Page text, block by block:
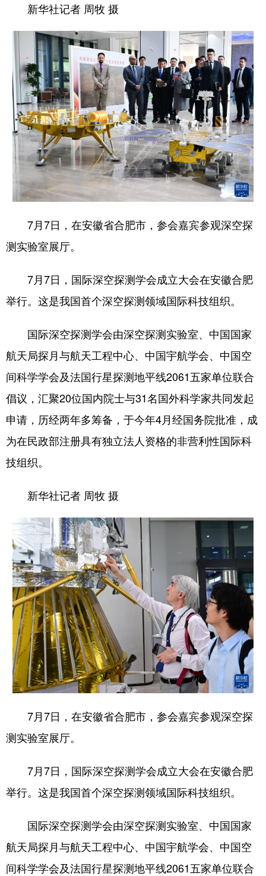
新华社记者 周牧 摄
7月7日，在安徽省合肥市，参会嘉宾参观深空探
测实验室展厅。
7月7日，国际深空探测学会成立大会在安徽合肥
举行。这是我国首个深空探测领域国际科技组织。
国际深空探测学会由深空探测实验室、中国国家
航天局探月与航天工程中心、中国宇航学会、中国空
间科学学会及法国行星探测地平线2061五家单位联合
倡议，汇聚20位国内院士与31名国外科学家共同发起
申请，历经两年多筹备，于今年4月经国务院批准，成
为在民政部注册具有独立法人资格的非营利性国际科
技组织。
新华社记者 周牧 摄
7月7日，在安徽省合肥市，参会嘉宾参观深空探
测实验室展厅。
7月7日，国际深空探测学会成立大会在安徽合肥
举行。这是我国首个深空探测领域国际科技组织。
国际深空探测学会由深空探测实验室、中国国家
航天局探月与航天工程中心、中国宇航学会、中国空
间科学学会及法国行星探测地平线2061五家单位联合